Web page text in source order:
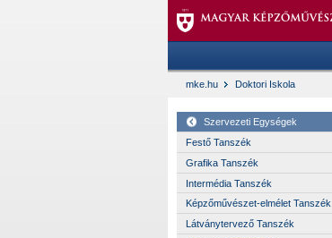
mke.hu Doktori Iskola
Szervezeti Egységek
Festő Tanszék
Grafika Tanszék
Intermédia Tanszék
Képzőművészet-elmélet Tanszék
Látványtervező Tanszék